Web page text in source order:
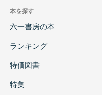
本を探す
六一書房の本
ランキング
特価図書
特集